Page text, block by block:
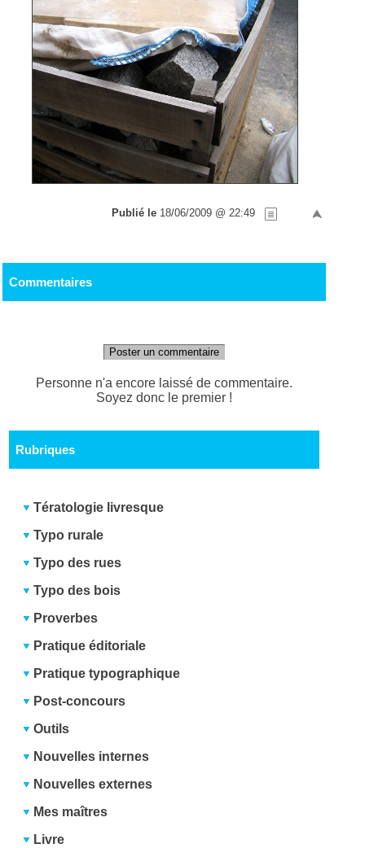
Publié le 18/06/2009 @ 22:49
Commentaires
Poster un commentaire
Personne n'a encore laissé de commentaire.
Soyez donc le premier !
Rubriques
Tératologie livresque
Typo rurale
Typo des rues
Typo des bois
Proverbes
Pratique éditoriale
Pratique typographique
Post-concours
Outils
Nouvelles internes
Nouvelles externes
Mes maîtres
Livre